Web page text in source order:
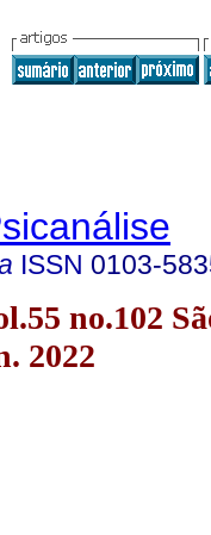
ISSN 0103-
no.102
2022